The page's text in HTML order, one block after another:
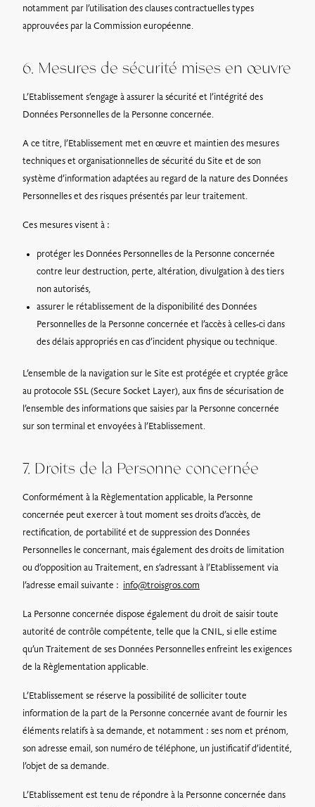
notamment par l’utilisation des clauses contractuelles types
approuvées par la Commission européenne.
6. Mesures de sécurité mises en œuvre
L’Etablissement s’engage à assurer la sécurité et l’intégrité des
Données Personnelles de la Personne concernée.
A ce titre, l’Etablissement met en œuvre et maintien des mesures
techniques et organisationnelles de sécurité du Site et de son
système d’information adaptées au regard de la nature des Données
Personnelles et des risques présentés par leur traitement.
Ces mesures visent à :
protéger les Données Personnelles de la Personne concernée
contre leur destruction, perte, altération, divulgation à des tiers
non autorisés,
assurer le rétablissement de la disponibilité des Données
Personnelles de la Personne concernée et l’accès à celles-ci dans
des délais appropriés en cas d’incident physique ou technique.
L’ensemble de la navigation sur le Site est protégée et cryptée grâce
au protocole SSL (Secure Socket Layer), aux fins de sécurisation de
l’ensemble des informations que saisies par la Personne concernée
sur son terminal et envoyées à l’Etablissement.
7. Droits de la Personne concernée
Conformément à la Règlementation applicable, la Personne
concernée peut exercer à tout moment ses droits d’accès, de
rectification, de portabilité et de suppression des Données
Personnelles le concernant, mais également des droits de limitation
ou d’opposition au Traitement, en s’adressant à l’Etablissement via
l’adresse email suivante : info@troisgros.com
La Personne concernée dispose également du droit de saisir toute
autorité de contrôle compétente, telle que la CNIL, si elle estime
qu’un Traitement de ses Données Personnelles enfreint les exigences
de la Règlementation applicable.
L’Etablissement se réserve la possibilité de solliciter toute
information de la part de la Personne concernée avant de fournir les
éléments relatifs à sa demande, et notamment : ses nom et prénom,
son adresse email, son numéro de téléphone, un justificatif d’identité,
l’objet de sa demande.
L’Etablissement est tenu de répondre à la Personne concernée dans